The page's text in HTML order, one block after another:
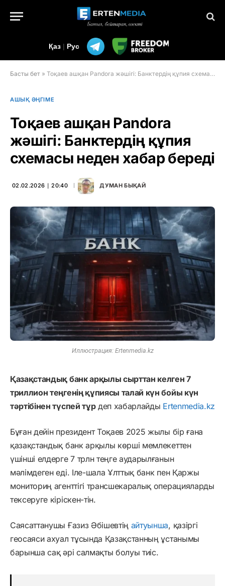
Қаз | Рус
Басты бет » Тоқаев ашқан Pandora жәшігі: Банктердің құпия схемасы неден хабар береді
АШЫҚ ӘҢГІМЕ
Тоқаев ашқан Pandora
жәшігі: Банктердің құпия
схемасы неден хабар береді
02.02.2026 ∣ 20:40 ДУМАН БЫҚАЙ
Иллюстрация: Ertenmedia.kz
Қазақстандық банк арқылы сырттан келген 7
триллион теңгенің құпиясы талай күн бойы күн
тәртібінен түспей тұрдеп хабарлайды Ertenmedia.kz
Бұған дейін президент Тоқаев 2025 жылы бір ғана
қазақстандық банк арқылы көрші мемлекеттен
үшінші елдерге 7 трлн теңге аударылғанын
мәлімдеген еді. Іле-шала Ұлттық банк пен Қаржы
мониториң агенттігі трансшекаралық операцияларды
тексеруге кіріскен-тін.
Саясаттанушы Ғазиз Әбішевтің айтуынша, қазіргі
геосаяси ахуал тұсында Қазақстанның ұстанымы
барынша сақ әрі салмақты болуы тиіс.